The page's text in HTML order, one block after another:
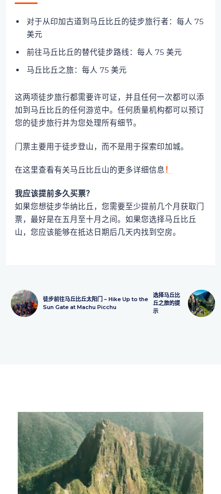
对于从印加古道到马丘比丘的徒步旅行者：每人 75
美元
前往马丘比丘的替代徒步路线：每人 75 美元
马丘比丘之旅：每人 75 美元
这两项徒步旅行都需要许可证，并且任何一次都可以添
加到马丘比丘的任何游览中。任何质量机构都可以预订
您的徒步旅行并为您处理所有细节。
门票主要用于徒步登山，而不是用于探索印加城。
在这里查看有关马丘比丘山的更多详细信息 ！
我应该提前多久买票？
如果您想徒步华纳比丘，您需要至少提前几个月获取门
票，最好是在五月至十月之间。如果您选择马丘比丘
山，您应该能够在抵达日期后几天内找到空房。
徒步前往马丘比丘太阳门 – Hike Up to the
Sun Gate at Machu Picchu
选择马丘比
丘之旅的提
示